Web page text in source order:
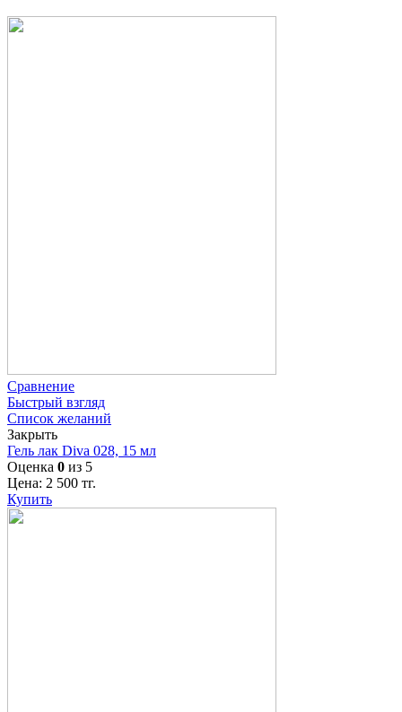
Сравнение
Быстрый взгляд
Список желаний
Закрыть
Гель лак Diva 028, 15 мл
Оценка 0 из 5
Цена: 2 500 тг.
Купить